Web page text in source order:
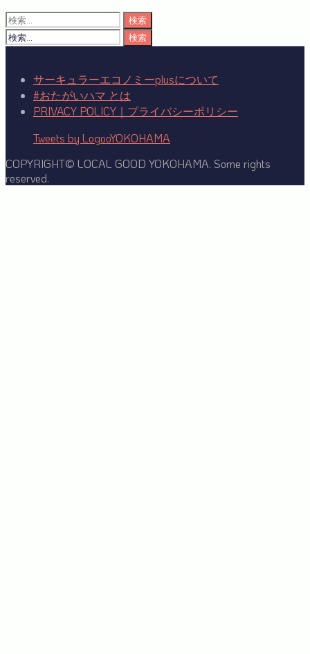
検
索:
検
サーキュラーエコノミーplusについて
#おたがいハマ とは
PRIVACY POLICY｜プライバシーポリシー
Tweets by LogooYOKOHAMA
COPYRIGHT© LOCAL GOOD YOKOHAMA. Some rights
reserved.